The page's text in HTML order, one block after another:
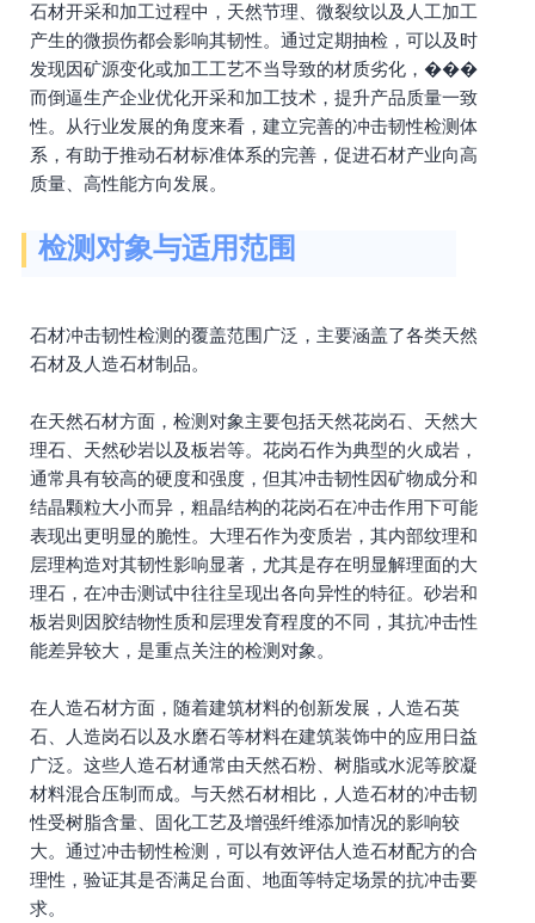
石材开采和加工过程中，天然节理、微裂纹以及人工加工
产生的微损伤都会影响其韧性。通过定期抽检，可以及时
发现因矿源变化或加工工艺不当导致的材质劣化，���
而倒逼生产企业优化开采和加工技术，提升产品质量一致
性。从行业发展的角度来看，建立完善的冲击韧性检测体
系，有助于推动石材标准体系的完善，促进石材产业向高
质量、高性能方向发展。
检测对象与适用范围
石材冲击韧性检测的覆盖范围广泛，主要涵盖了各类天然
石材及人造石材制品。
在天然石材方面，检测对象主要包括天然花岗石、天然大
理石、天然砂岩以及板岩等。花岗石作为典型的火成岩，
通常具有较高的硬度和强度，但其冲击韧性因矿物成分和
结晶颗粒大小而异，粗晶结构的花岗石在冲击作用下可能
表现出更明显的脆性。大理石作为变质岩，其内部纹理和
层理构造对其韧性影响显著，尤其是存在明显解理面的大
理石，在冲击测试中往往呈现出各向异性的特征。砂岩和
板岩则因胶结物性质和层理发育程度的不同，其抗冲击性
能差异较大，是重点关注的检测对象。
在人造石材方面，随着建筑材料的创新发展，人造石英
石、人造岗石以及水磨石等材料在建筑装饰中的应用日益
广泛。这些人造石材通常由天然石粉、树脂或水泥等胶凝
材料混合压制而成。与天然石材相比，人造石材的冲击韧
性受树脂含量、固化工艺及增强纤维添加情况的影响较
大。通过冲击韧性检测，可以有效评估人造石材配方的合
理性，验证其是否满足台面、地面等特定场景的抗冲击要
求。